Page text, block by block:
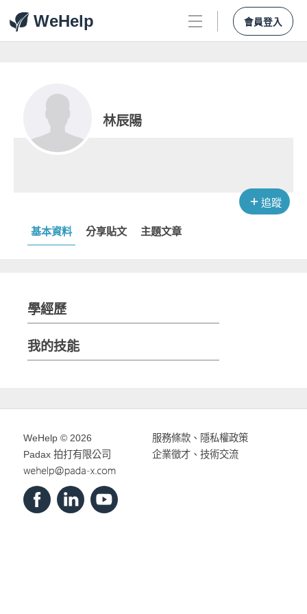
WeHelp 會員登入
林辰陽
追蹤
基本資料 分享貼文 主題文章
學經歷
我的技能
WeHelp © 2026
Padax 拍打有限公司
服務條款、 隱私權政策
企業徵才、技術交流